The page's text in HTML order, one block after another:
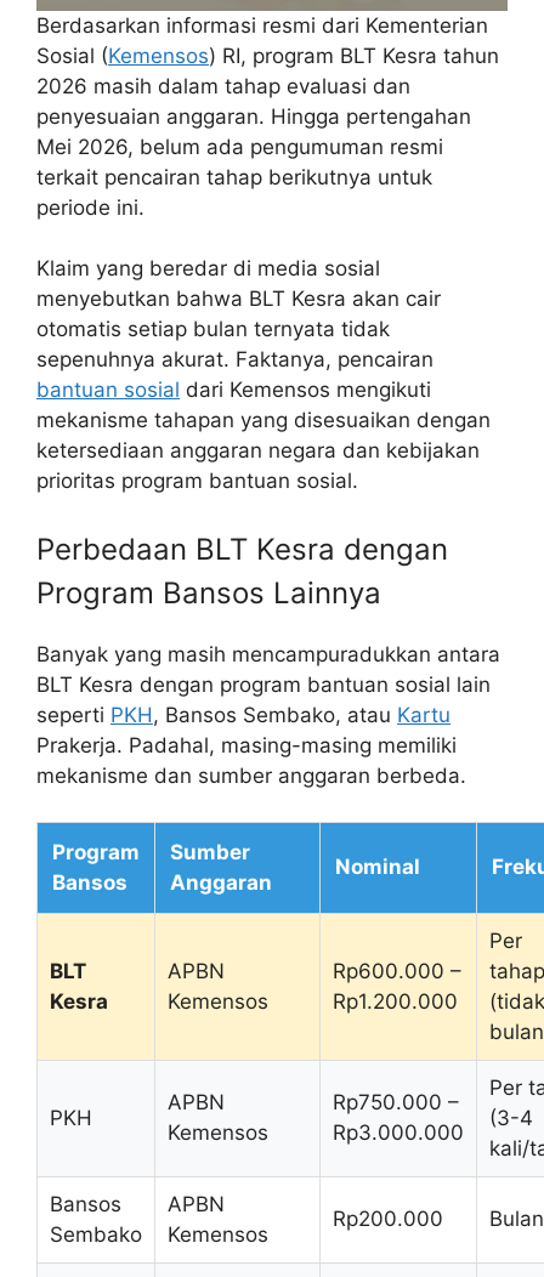
Berdasarkan informasi resmi dari Kementerian
Sosial (Kemensos) RI, program BLT Kesra tahun
2026 masih dalam tahap evaluasi dan
penyesuaian anggaran. Hingga pertengahan
Mei 2026, belum ada pengumuman resmi
terkait pencairan tahap berikutnya untuk
periode ini.
Klaim yang beredar di media sosial
menyebutkan bahwa BLT Kesra akan cair
otomatis setiap bulan ternyata tidak
sepenuhnya akurat. Faktanya, pencairan
bantuan sosial dari Kemensos mengikuti
mekanisme tahapan yang disesuaikan dengan
ketersediaan anggaran negara dan kebijakan
prioritas program bantuan sosial.
Perbedaan BLT Kesra dengan
Program Bansos Lainnya
Banyak yang masih mencampuradukkan antara
BLT Kesra dengan program bantuan sosial lain
seperti PKH, Bansos Sembako, atau Kartu
Prakerja. Padahal, masing-masing memiliki
mekanisme dan sumber anggaran berbeda.
Program
Bansos
Sumber
Anggaran
Nominal
BLT
Kesra
APBN
Kemensos
Rp600.000 –
Rp1.200.000
Per
(tidak
PKH
APBN
Kemensos
Rp750.000 –
Rp3.000.000
Per
(3-4
kali/
Bansos
Sembako
APBN
Kemensos
Rp200.000